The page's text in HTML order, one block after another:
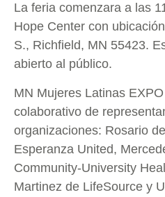
La feria comenzara a las
Hope Center con
S., Richfield, MN 55423.
abierto al público.
MN Mujeres Latinas
colaborativo de
organizaciones: Rosario
Esperanza United,
Community-University
Martinez de LifeSource y